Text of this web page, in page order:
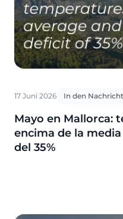
17 Juni 2026 In den
Mayo en Mallorca:
encima de la
del 35%